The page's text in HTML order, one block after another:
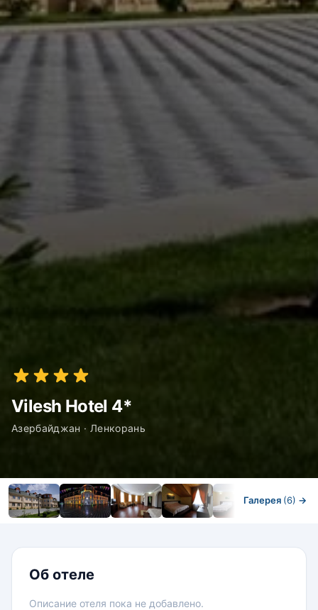
Vilesh Hotel 4*
Азербайджан · Ленкорань
Галерея (6) →
Об отеле
Описание отеля пока не добавлено.